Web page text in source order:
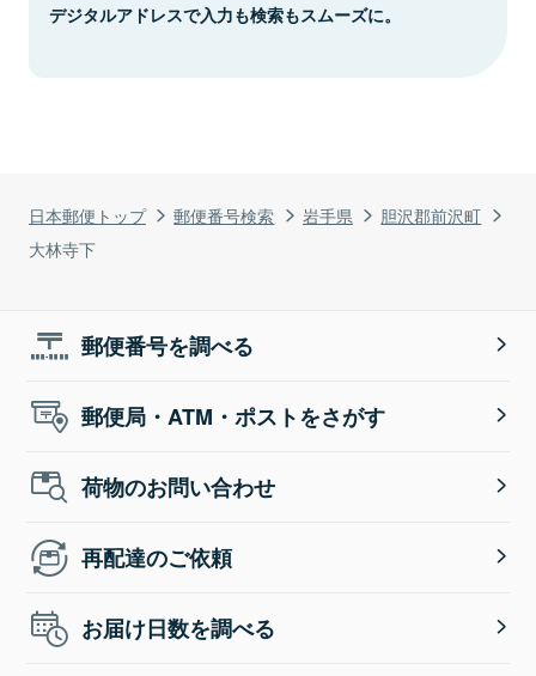
日本郵便トップ 郵便番号検索 岩手県
胆沢郡前沢町
大林寺下
デジタルアドレスで入力も検索もスムーズに。
郵便番号を調べる
郵便局・ATM・ポストをさがす
荷物のお問い合わせ
再配達のご依頼
お届け日数を調べる